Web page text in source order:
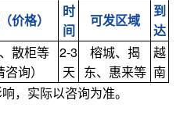
价格）
时
间
可发区域
到
达
散柜等
咨询）
2-3
天
榕城、揭
东、惠来等
越
南
，实际以咨询为准。